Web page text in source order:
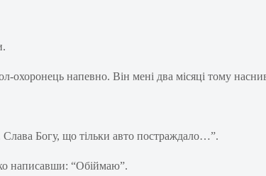
охоронець напевно. Він мені два місяці тому
Слава Богу, що тільки авто постраждало…”.
написавши: “Обіймаю”.